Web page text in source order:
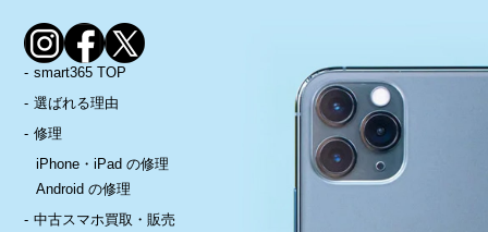
smart365 TOP
選ばれる理由
修理
iPhone・iPad の修理
Android の修理
中古スマホ買取・販売